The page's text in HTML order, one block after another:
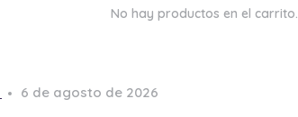
No hay productos en el carrito.
6 de agosto de 2026